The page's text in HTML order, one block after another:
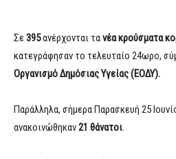
Σε 395ανέρχονται τανέα κρούσματα
κατεγράφησαν το τελευταίο 24ωρο,
Οργανισμό Δημόσιας Υγείας (ΕΟΔΥ).
Παράλληλα, σήμερα Παρασκευή 25
ανακοινώθηκαν21 θάνατοι.